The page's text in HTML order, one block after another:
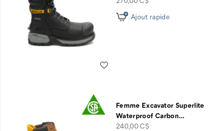
Ajout rapide
Femme Excavator Superlite
Waterproof Carbon…
price
240,00 C$